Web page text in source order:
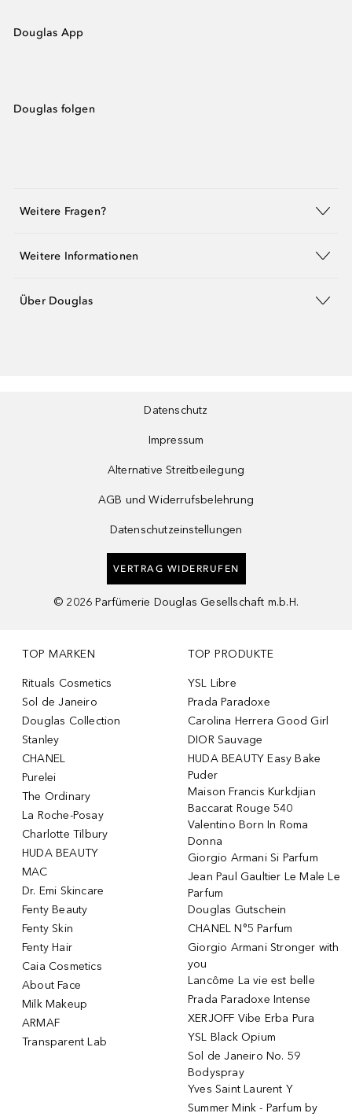
Douglas App
Douglas folgen
Weitere Fragen?
Weitere Informationen
Über Douglas
Datenschutz
Impressum
Alternative Streitbeilegung
AGB und Widerrufsbelehrung
Datenschutzeinstellungen
VERTRAG WIDERRUFEN
© 2026 Parfümerie Douglas Gesellschaft m.b.H.
TOP MARKEN
Rituals Cosmetics
Sol de Janeiro
Douglas Collection
Stanley
CHANEL
Purelei
The Ordinary
La Roche-Posay
Charlotte Tilbury
HUDA BEAUTY
MAC
Dr. Emi Skincare
Fenty Beauty
Fenty Skin
Fenty Hair
Caia Cosmetics
About Face
Milk Makeup
ARMAF
Transparent Lab
TOP PRODUKTE
YSL Libre
Prada Paradoxe
Carolina Herrera Good Girl
DIOR Sauvage
HUDA BEAUTY Easy Bake
Puder
Maison Francis Kurkdjian
Baccarat Rouge 540
Valentino Born In Roma
Donna
Giorgio Armani Si Parfum
Jean Paul Gaultier Le Male Le
Parfum
Douglas Gutschein
CHANEL N°5 Parfum
Giorgio Armani Stronger with
you
Lancôme La vie est belle
Prada Paradoxe Intense
XERJOFF Vibe Erba Pura
YSL Black Opium
Sol de Janeiro No. 59
Bodyspray
Yves Saint Laurent Y
Summer Mink - Parfum by